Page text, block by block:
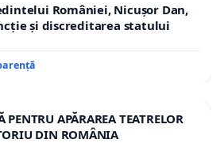
României, Nicușor Dan,
și discreditarea statului
APĂRAREA TEATRELOR
DIN ROMÂNIA